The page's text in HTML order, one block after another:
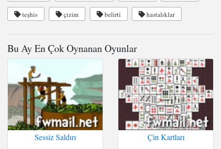
teşhis çizim belirti hastalıklar
Bu Ay En Çok Oynanan Oyunlar
Sessiz Saldırı Çin Kartları